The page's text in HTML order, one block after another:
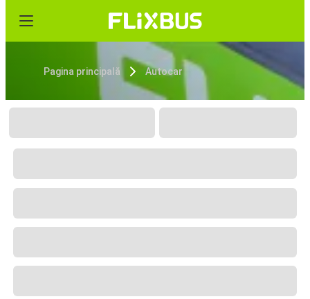
Pagina principală Autocar